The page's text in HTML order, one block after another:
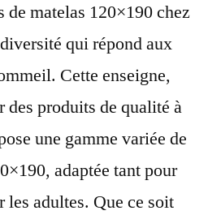
matelas 120×190 chez
qui répond aux
Cette enseigne,
produits de qualité à
une gamme variée de
adaptée tant pour
les adultes. Que ce soit